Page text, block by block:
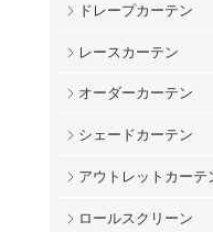
ドレープカーテン
レースカーテン
オーダーカーテン
シェードカーテン
アウトレットカーテ
ロールスクリーン